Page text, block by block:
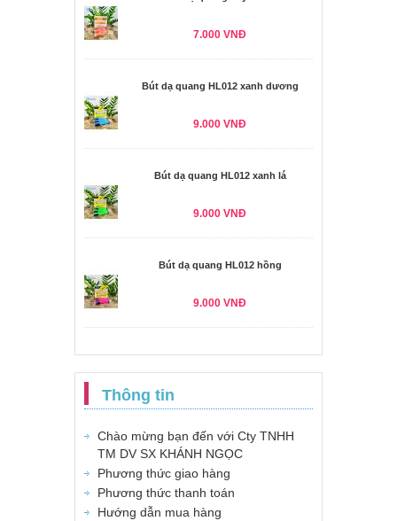
7.000 VNĐ
Bút dạ quang HL012 xanh dương
9.000 VNĐ
Bút dạ quang HL012 xanh lá
9.000 VNĐ
Bút dạ quang HL012 hồng
9.000 VNĐ
Thông tin
Chào mừng bạn đến với Cty TNHH
TM DV SX KHÁNH NGỌC
Phương thức giao hàng
Phương thức thanh toán
Hướng dẫn mua hàng